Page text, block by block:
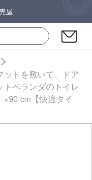
屋
トを敷いて、ドア
ベランダのトイレ
cm【快適タイ